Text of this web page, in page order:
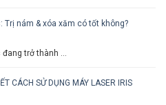
Trị nám & xóa xăm có tốt không?
đang trở thành …
CÁCH SỬ DỤNG MÁY LASER IRIS